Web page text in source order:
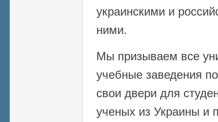
украинскими и
ними.
Мы призываем все
учебные заведения
свои двери для
ученых из Украины и